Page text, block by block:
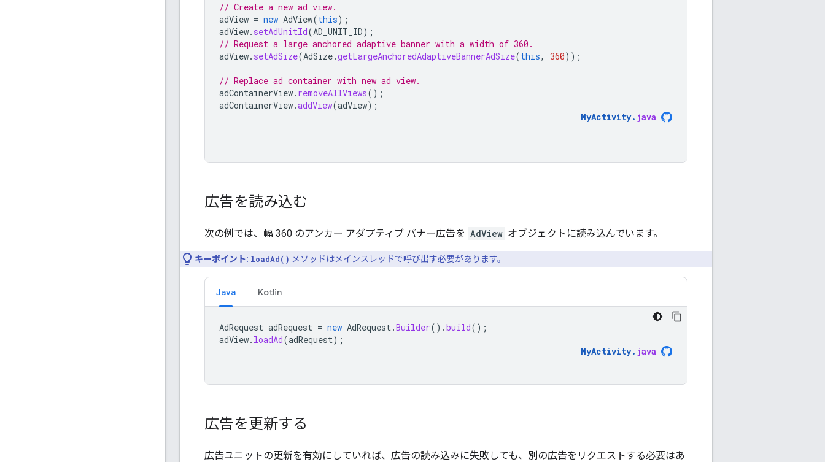
// Create a new ad view.
adView = new AdView(this);
adView. setAdUnitId(AD_UNIT_ID);
// Request a large anchored adaptive banner with a width of 360.
adView. setAdSize(AdSize.getLargeAnchoredAdaptiveBannerAdSize(this, 360));
// Replace ad container with new ad view.
adContainerView. removeAllViews();
adContainerView.addView(adView);
MyActivity. java
広告を読み込む
次の例では、幅 360 のアンカー アダプティブ バナー広告を AdView オブジェクトに読み込んでいます。
キーポイント: loadAd() メソッドはメインスレッドで呼び出す必要があります。
Java Kotlin
AdRequest adRequest = new AdRequest.Builder().build();
adView. loadAd(adRequest);
MyActivity. java
広告を更新する
広告ユニットの更新を有効にしていれば、広告の読み込みに失敗しても、別の広告をリクエストする必要はあ